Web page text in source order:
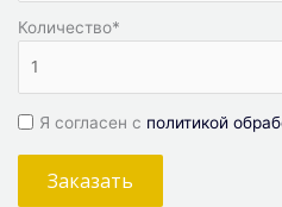
Количество*
Я согласен с политикой
Заказать